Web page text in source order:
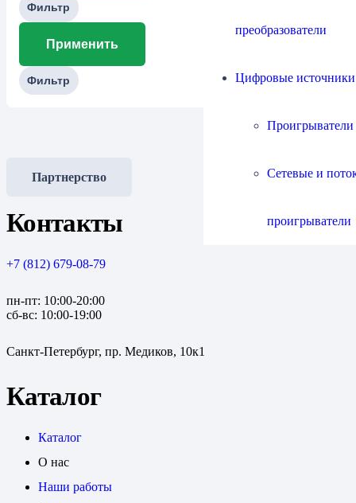
преобразователи
Цифровые источники
Сетевые и
проигрыватели
Фильтр
Применить
Фильтр
Партнерство
Контакты
+7 (812) 679-08-79
пн-пт: 10:00-20:00
сб-вс: 10:00-19:00
Санкт-Петербург, пр. Медиков, 10к1
Каталог
Каталог
О нас
Наши работы